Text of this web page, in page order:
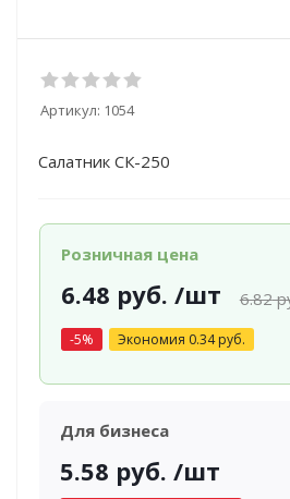
Артикул: 1054
Салатник СК-250
Розничная цена
6.48 руб. /шт 6.82
-5% Экономия 0.34руб.
Для бизнеса
5.58 руб. /шт